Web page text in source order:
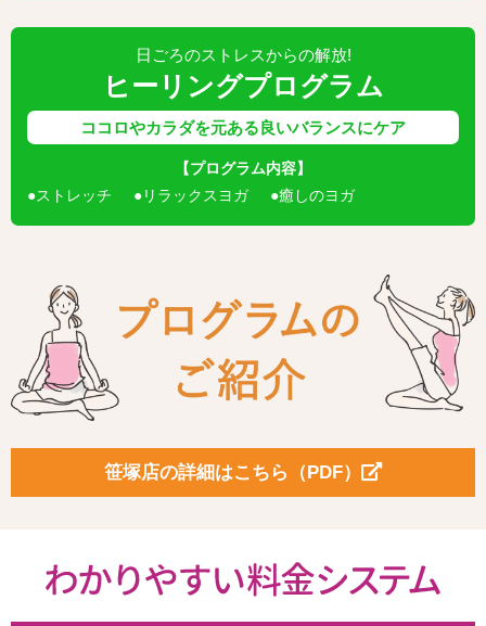
日ごろのストレスからの解放!
ヒーリングプログラム
ココロやカラダを元ある良いバランスにケア
【プログラム内容】
ストレッチ
リラックスヨガ 癒しのヨガ
笹塚店の詳細はこちら（PDF）